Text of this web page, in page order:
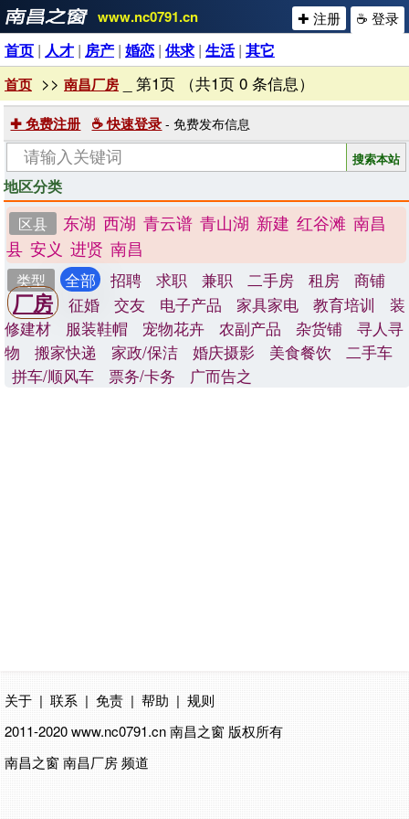
www.nc0791.cn ☕ 登录
✚ 注册
首页 | 人才 | 房产 | 婚恋 | 供求| 生活| 其它
首页 >> 南昌厂房 _ 第1页 （共1页 0 条信息）
✚ 免费注册 ☕ 快速登录 - 免费发布信息
地区分类
区县
东湖 西湖 青云谱 青山湖 新建 红谷滩 南昌
县 安义 进贤 南昌
类型 全部 招聘 求职 兼职 二手房 租房 商铺
厂房 征婚 交友 电子产品 家具家电 教育培训
装
修建材
服装鞋帽 宠物花卉 农副产品 杂货铺
寻人寻
物
搬家快递 家政/保洁 婚庆摄影 美食餐饮
二手车
拼车/顺风车
票务/卡务 广而告之
关于 | 联系 | 免责 | 帮助 | 规则
2011-2020 www.nc0791.cn南昌之窗 版权所有
南昌之窗 南昌厂房 频道